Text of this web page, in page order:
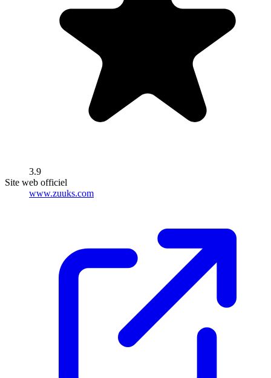
3.9
Site web officiel
www.zuuks.com